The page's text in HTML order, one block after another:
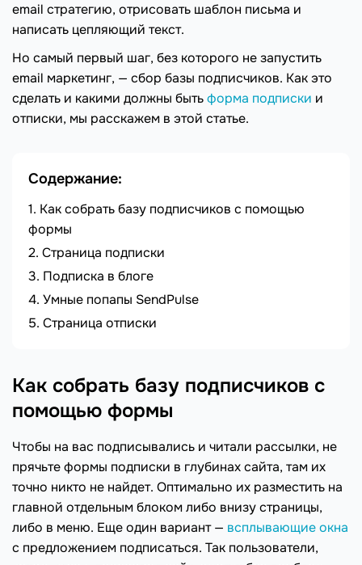
email стратегию, отрисовать шаблон письма и
написать цепляющий текст.
Но самый первый шаг, без которого не запустить
email маркетинг, — сбор базы подписчиков. Как это
сделать и какими должны бытьформа подписки и
отписки, мы расскажем в этой статье.
Содержание:
Как собрать базу подписчиков с помощью
формы
Страница подписки
Подписка в блоге
Умные попапы SendPulse
Страница отписки
Как собрать базу подписчиков с
помощью формы
Чтобы на вас подписывались и читали рассылки, не
прячьте формы подписки в глубинах сайта, там их
точно никто не найдет. Оптимально их разместить на
главной отдельным блоком либо внизу страницы,
либо в меню. Еще один вариант — всплывающие окна
с предложением подписаться. Так пользователи,